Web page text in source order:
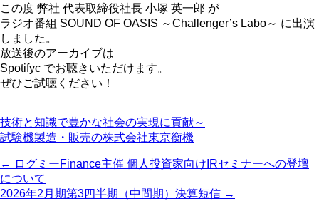
この度 弊社 代表取締役社長 小塚 英一郎 が
ラジオ番組 SOUND OF OASIS ～Challenger’s Labo～ に出演
しました。
放送後のアーカイブは
Spotifyc でお聴きいただけます。
ぜひご試聴ください！
技術と知識で豊かな社会の実現に貢献～
試験機製造・販売の株式会社東京衡機
← ログミーFinance主催 個人投資家向けIRセミナーへの登壇
について
2026年2月期第3四半期（中間期）決算短信 →